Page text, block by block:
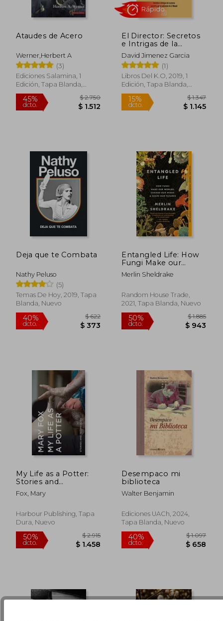
50% 50%
45%
Ataudes de Acero
Werner,Herbert A
(3)
Ediciones Salamina, 1
Edición, Tapa Blanda,
Nuevo
dcto. $ 1.512
El Director: Secretos
e Intrigas de la
Prensa Narrados por
el Exdirector de el
Mundo
David Jimenez Garcia
(1)
Libros Del K.O, 2019, 1
Edición, Tapa Blanda,
Nuevo
dcto.
Rápido
Deja que te Combata
Nathy Peluso
(5)
Temas De Hoy, 2019, Tapa
Blanda, Nuevo
Entangled Life: How
Fungi Make our
Worlds, Change our
Minds & Shape our
Merlin Sheldrake
Random House Trade,
2021, Tapa Blanda, Nuevo
My Life as a Potter:
Stories and
Techniques (en
Inglés)
Fox, Mary
Harbour Publishing, Tapa
Dura, Nuevo
Desempaco mi
biblioteca
Walter Benjamin
Ediciones UACh, 2024,
Tapa Blanda, Nuevo